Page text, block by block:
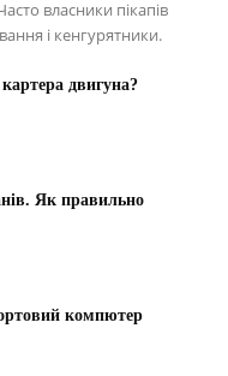
власники пікапів
і кенгурятники.
двигуна?
Як правильно
компютер